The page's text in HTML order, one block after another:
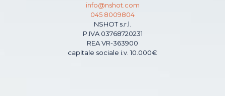
info@nshot.com
045 8009804
NSHOT s.r.l.
P.IVA 03768720231
REA VR-363900
capitale sociale i.v. 10.000€